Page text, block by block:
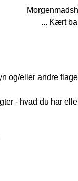
... Kært
og/eller andre
- hvad du har